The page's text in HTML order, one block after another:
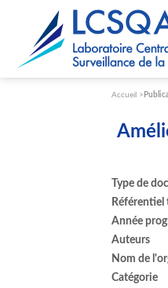
Accueil
Type de
Référentiel
Année
Auteurs
Nom de
Catégorie
Paramétrer les cookies